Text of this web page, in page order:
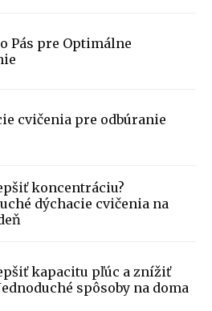
Pás pre Optimálne
cvičenia pre odbúranie
koncentráciu?
dýchacie cvičenia na
kapacitu pľúc a znížiť
spôsoby na doma